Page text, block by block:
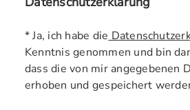
* Ja, ich habe die
Kenntnis genommen und bin
dass die von mir angegebenen
erhoben und gespeichert